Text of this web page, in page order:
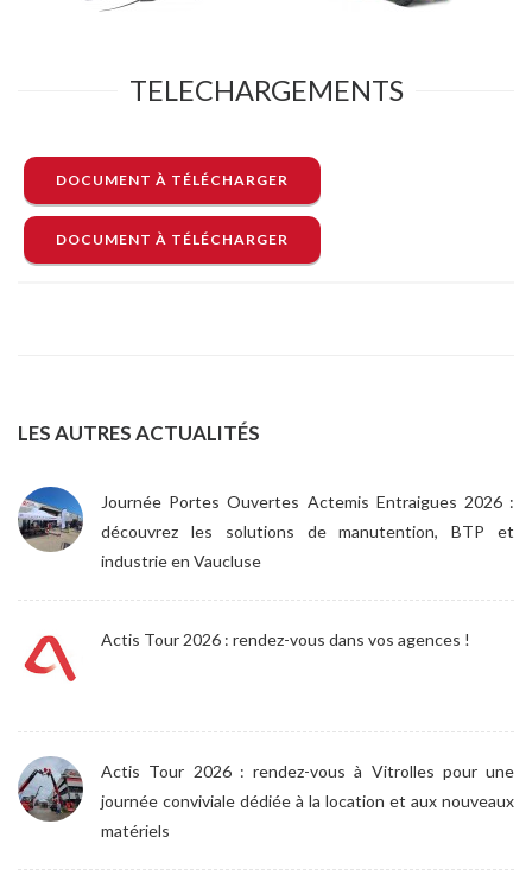
TELECHARGEMENTS
DOCUMENT À TÉLÉCHARGER
DOCUMENT À TÉLÉCHARGER
LES AUTRES ACTUALITÉS
Journée Portes Ouvertes Actemis Entraigues 2026 :
découvrez les solutions de manutention, BTP et
industrie en Vaucluse
Actis Tour 2026 : rendez-vous dans vos agences !
Actis Tour 2026 : rendez-vous à Vitrolles pour une
journée conviviale dédiée à la location et aux nouveaux
matériels